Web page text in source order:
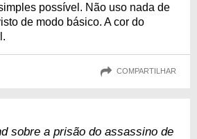
possível. Não uso nada de
de modo básico. A cor do
COMPARTILHAR
sobre a prisão do assassino de